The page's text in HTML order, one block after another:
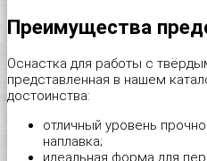
Шуруп-кольцо
Шуруп-костыль
Шуруп-полукольцо
Дюбель-хомут для крепления
Металлический дюбель для
Металлический дюбель-гвоздь
Хомут червячный DIN 3017
Шканты
Перфорированная лента для
Перфорированная монтажная
Перфорированная тарная
Рулетка "Metric"
Скобы для степлера мебельные
Стеклорез с деревянной
Преимущества
Оснастка для работы с
представленная в нашем
достоинства:
отличный уровень
наплавка;
идеальная форма для